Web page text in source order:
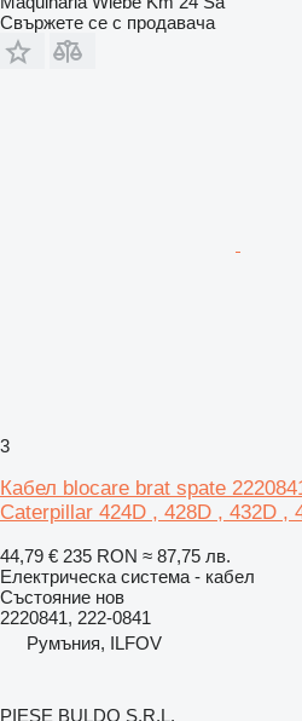
Свържете се с продавача
3
Кабел blocare brat spate
Caterpillar 424D , 428D , 432D ,
44,79 € 235 RON ≈ 87,75 лв.
Електрическа система - кабел
Състояние нов
2220841, 222-0841
Румъния, ILFOV
PIESE BULDO S.R.L.